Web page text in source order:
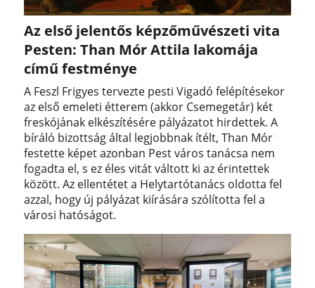
Az első jelentős képzőművészeti vita
Pesten: Than Mór Attila lakomája
című festménye
A Feszl Frigyes tervezte pesti Vigadó felépítésekor
az első emeleti étterem (akkor Csemegetár) két
freskójának elkészítésére pályázatot hirdettek. A
bíráló bizottság által legjobbnak ítélt, Than Mór
festette képet azonban Pest város tanácsa nem
fogadta el, s ez éles vitát váltott ki az érintettek
között. Az ellentétet a Helytartótanács oldotta fel
azzal, hogy új pályázat kiírására szólította fel a
városi hatóságot.